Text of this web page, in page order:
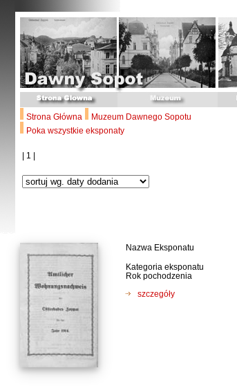
Strona Główna
Muzeum Dawnego Sopotu
Poka wszystkie eksponaty
| 1 |
Nazwa Eksponatu
Kategoria eksponatu
Rok pochodzenia
szczegóły